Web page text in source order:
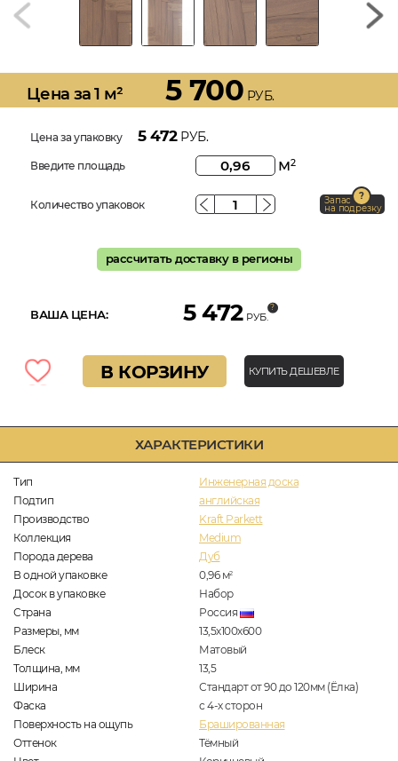
ХАРАКТЕРИСТИКИ
Тип
Инженерная доска
Подтип
английская
Производство
Kraft Parkett
Коллекция
Medium
Порода дерева
Дуб
В одной упаковке
0,96 м2
Досок в упаковке
Набор
Страна
Россия
Размеры, мм
13,5х100х600
Блеск
Матовый
Толщина, мм
13,5
Ширина
Стандарт от 90 до 120мм (Ёлка)
Фаска
с 4-х сторон
Поверхность на ощупь
Брашированная
Оттенок
Тёмный
Цена за 1 м² 5 700 РУБ.
Цена за упаковку 5 472РУБ.
Введите площадь м2
Количество упаковок Запас
на подрезку
рассчитать доставку в регионы
ВАША ЦЕНА: 5 472 РУБ.
В КОРЗИНУ КУПИТЬ ДЕШЕВЛЕ